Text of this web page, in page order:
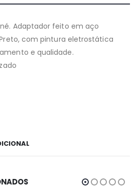
Adaptador feito em aço
com pintura eletrostática
e qualidade.